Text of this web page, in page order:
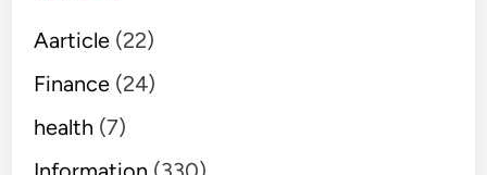
Aarticle (22)
Finance (24)
health (7)